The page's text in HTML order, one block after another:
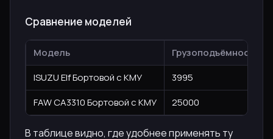
Сравнение моделей
Модель
Грузоподъёмность, кг
ISUZU Elf Бортовой с КМУ
3995
FAW CA3310 Бортовой с КМУ
25000
В таблице видно, где удобнее применять ту